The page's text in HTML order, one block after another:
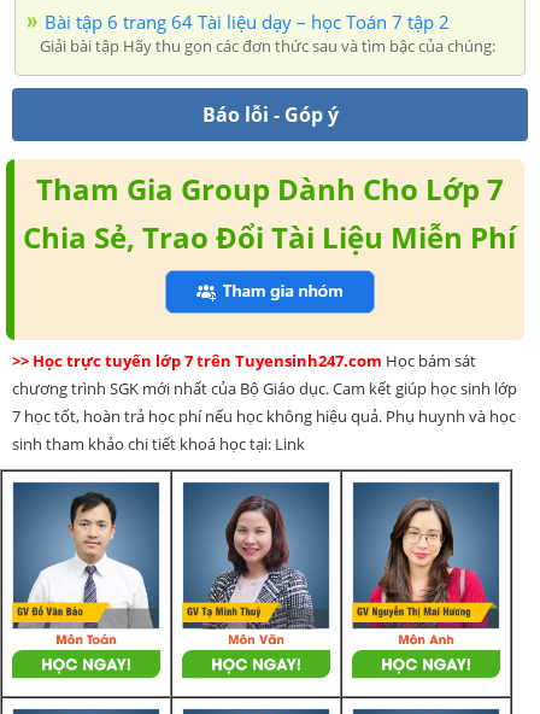
Bài tập 6 trang 64 Tài liệu dạy – học Toán 7 tập 2
Giải bài tập Hãy thu gọn các đơn thức sau và tìm bậc của chúng:
Báo lỗi - Góp ý
Tham Gia Group Dành Cho Lớp 7
Chia Sẻ, Trao Đổi Tài Liệu Miễn Phí
>> Học trực tuyến lớp 7 trên Tuyensinh247.com Học bám sát
chương trình SGK mới nhất của Bộ Giáo dục. Cam kết giúp học sinh lớp
7 học tốt, hoàn trả học phí nếu học không hiệu quả. Phụ huynh và học
sinh tham khảo chi tiết khoá học tại: Link